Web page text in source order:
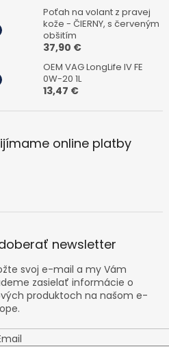
Poťah na volant z pravej
kože - ČIERNY, s červeným
obšitím
37,90 €
OEM VAG LongLife IV FE
0W-20 1L
13,47 €
online platby
newsletter
svoj e-mail a my Vám
zasielať informácie o
produktoch na našom e-